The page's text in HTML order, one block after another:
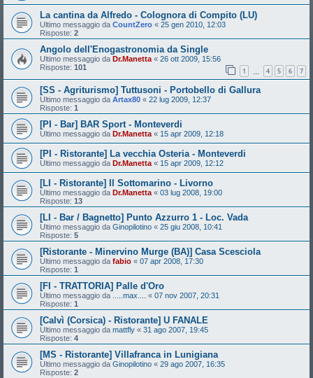
La cantina da Alfredo - Colognora di Compito (LU)
Ultimo messaggio da CountZero « 25 gen 2010, 12:03
Risposte: 2
Angolo dell'Enogastronomia da Single
Ultimo messaggio da Dr.Manetta « 26 ott 2009, 15:56
Risposte: 101 1 4 5 6 7
[SS - Agriturismo] Tuttusoni - Portobello di Gallura
Ultimo messaggio da Artax80 « 22 lug 2009, 12:37
Risposte: 1
[PI - Bar] BAR Sport - Monteverdi
Ultimo messaggio da Dr.Manetta « 15 apr 2009, 12:18
[PI - Ristorante] La vecchia Osteria - Monteverdi
Ultimo messaggio da Dr.Manetta « 15 apr 2009, 12:12
[LI - Ristorante] Il Sottomarino - Livorno
Ultimo messaggio da Dr.Manetta « 03 lug 2008, 19:00
Risposte: 13
[LI - Bar / Bagnetto] Punto Azzurro 1 - Loc. Vada
Ultimo messaggio da Ginopilotino « 25 giu 2008, 10:41
Risposte: 5
[Ristorante - Minervino Murge (BA)] Casa Scesciola
Ultimo messaggio da fabio « 07 apr 2008, 17:30
Risposte: 1
[FI - TRATTORIA] Palle d'Oro
Ultimo messaggio da .....max.... « 07 nov 2007, 20:31
Risposte: 1
[Calvì (Corsica) - Ristorante] U FANALE
Ultimo messaggio da mattfly « 31 ago 2007, 19:45
Risposte: 4
[MS - Ristorante] Villafranca in Lunigiana
Ultimo messaggio da Ginopilotino « 29 ago 2007, 16:35
Risposte: 2